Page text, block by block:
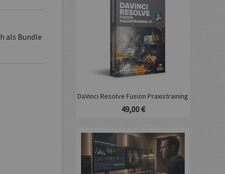
als Bundle
DaVinci Resolve Fusion Praxistraining
49,00 €